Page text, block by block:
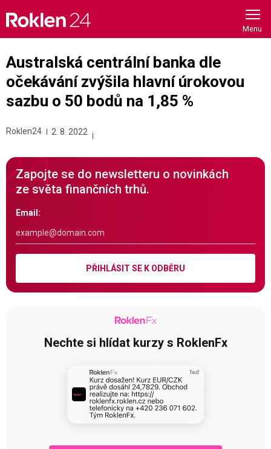
content
Australská centrální banka dle
očekávání zvýšila hlavní úrokovou
sazbu o 50 bodů na 1,85 %
Roklen24 2. 8. 2022
Zapojte se do newsletteru o novinkách
ze světa finančních trhů.
Email:
PŘIHLÁSIT SE K ODBĚRU
Nechte si hlídat kurzy s RoklenFx